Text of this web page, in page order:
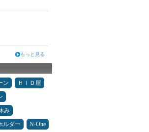
もっと見る
ン
ＨＩＤ屋
み
ルダー
N-One